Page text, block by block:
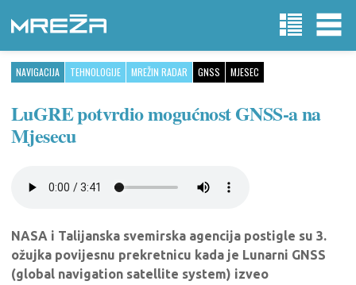
NAVIGACIJA TEHNOLOGIJE MREŽIN RADAR GNSS MJESEC
LuGRE potvrdio mogućnost GNSS-a na
Mjesecu
NASA i Talijanska svemirska agencija postigle su 3.
ožujka povijesnu prekretnicu kada je Lunarni GNSS
(global navigation satellite system) izveo